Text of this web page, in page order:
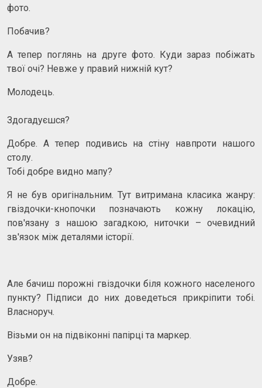
фото.
Побачив?
А тепер поглянь на друге фото. Куди зараз побіжать
твої очі? Невже у правий нижній кут?
Молодець.
Здогадуєшся?
Добре. А тепер подивись на стіну навпроти нашого
столу.
Тобі добре видно мапу?
Я не був оригінальним. Тут витримана класика жанру:
гвіздочки-кнопочки позначають кожну локацію,
пов'язану з нашою загадкою, ниточки – очевидний
зв'язок між деталями історії.
Але бачиш порожні гвіздочки біля кожного населеного
пункту? Підписи до них доведеться прикріпити тобі.
Власноруч.
Візьми он на підвіконні папірці та маркер.
Узяв?
Добре.